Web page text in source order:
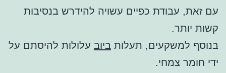
עם זאת, עבודת כפיים עשויה להידרש בנסיבות
קשות יותר.
בנוסף למשקעים, תעלות ביוב עלולות להיסתם על
ידי חומר צמחי.